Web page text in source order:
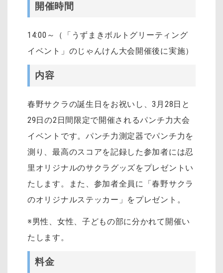
開催時間
14:00～（「うずまきボルトグリーティング
イベント」のじゃんけん大会開催後に実施）
内容
春野サクラの誕生日をお祝いし、3月28日と
29日の2日間限定で開催されるパンチ力大会
イベントです。パンチ力測定器でパンチ力を
測り、最高のスコアを記録した参加者には忍
里オリジナルのサクラグッズをプレゼントい
たします。また、参加者全員に「春野サクラ
のオリジナルステッカー」をプレゼント。
※男性、女性、子どもの部に分かれて開催い
たします。
料金